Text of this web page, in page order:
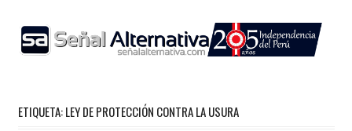
content
ETIQUETA:LEY DE PROTECCIÓN CONTRA LA USURA